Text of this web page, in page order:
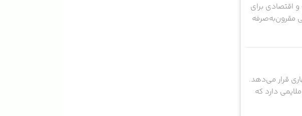
اقتصادی برای
مقرون‌به‌صرفه
قرار می‌دهد.
دارد که